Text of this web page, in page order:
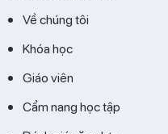
Về chúng tôi
Khóa học
Giáo viên
Cẩm nang học tập